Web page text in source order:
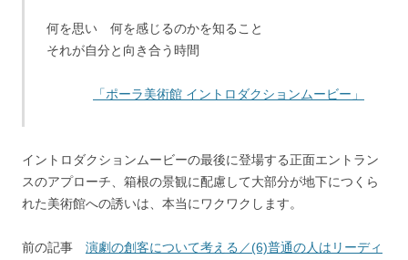
何を思い 何を感じるのかを知ること
それが自分と向き合う時間
「ポーラ美術館 イントロダクションムービー」
イントロダクションムービーの最後に登場する正面エントラン
スのアプローチ、箱根の景観に配慮して大部分が地下につくら
れた美術館への誘いは、本当にワクワクします。
前の記事 演劇の創客について考える／(6)普通の人はリーディ